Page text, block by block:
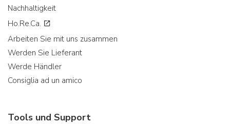
Nachhaltigkeit
Ho.Re.Ca.
Arbeiten Sie mit uns zusammen
Werden Sie Lieferant
Werde Händler
Consiglia ad un amico
Tools und Support